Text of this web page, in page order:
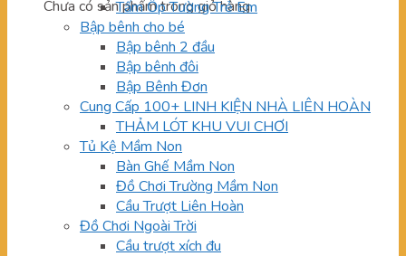
Chưa có sản phẩm trong giỏ hàng.
Tấm Ốp Tường Trẻ Em
Bập bênh cho bé
Bập bênh 2 đầu
Bập bênh đôi
Bập Bênh Đơn
Cung Cấp 100+ LINH KIỆN NHÀ LIÊN HOÀN
THẢM LÓT KHU VUI CHƠI
Tủ Kệ Mầm Non
Bàn Ghế Mầm Non
Đồ Chơi Trường Mầm Non
Cầu Trượt Liên Hoàn
Đồ Chơi Ngoài Trời
Cầu trượt xích đu